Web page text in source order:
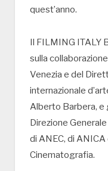
quest’anno.
Il FILMING ITALY
sulla
Venezia e del
internazionale
Alberto Barbera, e
Direzione
di ANEC, di
Cinematografia.